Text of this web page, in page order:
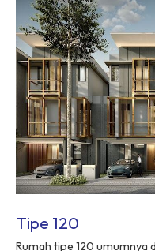
Tipe 120
Rumah tipe 120 umumnya